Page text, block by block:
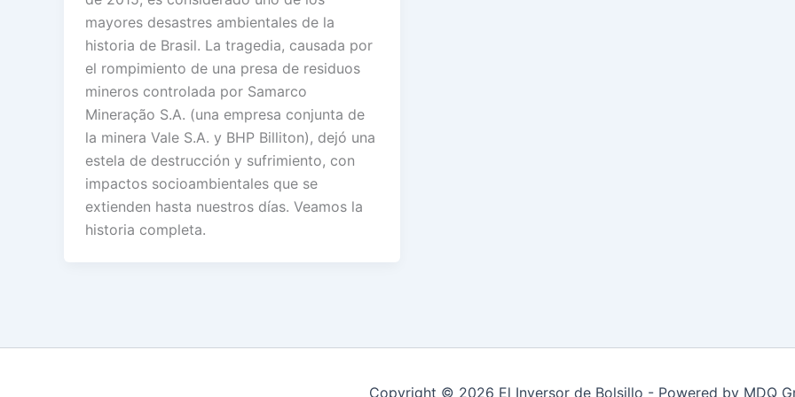
mayores desastres ambientales de la
historia de Brasil. La tragedia, causada por
el rompimiento de una presa de residuos
mineros controlada por Samarco
Mineração S.A. (una empresa conjunta de
la minera Vale S.A. y BHP Billiton), dejó una
estela de destrucción y sufrimiento, con
impactos socioambientales que se
extienden hasta nuestros días. Veamos la
historia completa.
Copyright © 2026 El Inversor de Bolsillo - Powered by MDQ